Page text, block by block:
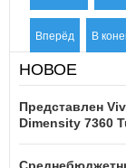
Вперёд В
НОВОЕ
Представлен
Dimensity 7360